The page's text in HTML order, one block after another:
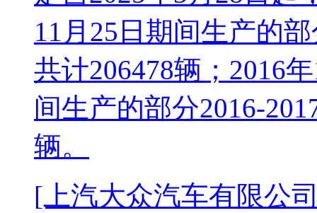
11月25日期间生产的
共计206478辆；2016
间生产的部分2016-
辆。
[上汽大众汽车有限公